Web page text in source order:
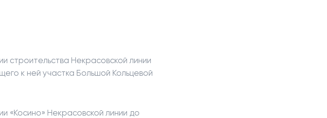
строительства Некрасовской линии
к ней участка Большой Кольцевой
«Косино» Некрасовской линии до